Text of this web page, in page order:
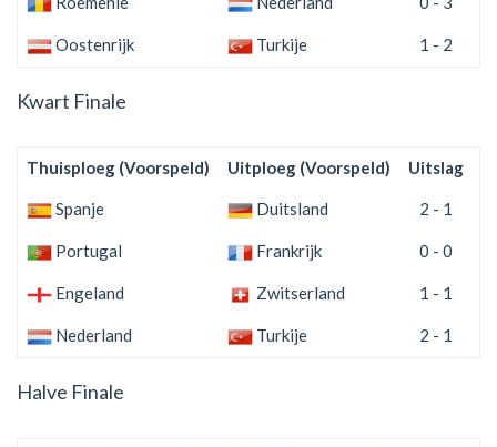
Oostenrijk Turkije 1 - 2
Kwart Finale
Thuisploeg (Voorspeld) Uitploeg (Voorspeld) Uitslag
Spanje Duitsland 2 - 1
Portugal Frankrijk 0 - 0
Engeland Zwitserland 1 - 1
Nederland Turkije 2 - 1
Halve Finale